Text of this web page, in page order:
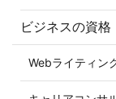
ビジネスの資格
Webライティン